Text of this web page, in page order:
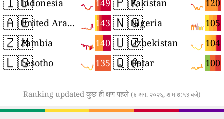
149
Indonesia
🇦🇪 143
United Arab Emirates
🇿🇲 140
Zambia
🇱🇸 135
Lesotho
120
Pakistan
🇳🇬 105
Nigeria
🇺🇿 104
Uzbekistan
🇶🇦 100
Qatar
Ranking updated कुछ ही क्षण पहले (६ अग. २०२६, शाम ७:५३ बजे)